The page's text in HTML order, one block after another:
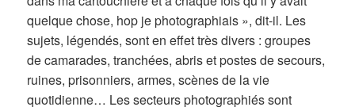
quelque chose, hop je photographiais », dit-il. Les
sujets, légendés, sont en effet très divers : groupes
de camarades, tranchées, abris et postes de secours,
ruines, prisonniers, armes, scènes de la vie
quotidienne… Les secteurs photographiés sont